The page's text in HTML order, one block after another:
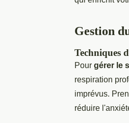
Gestion
Techniques
Pour gérer le
respiration
imprévus.
réduire